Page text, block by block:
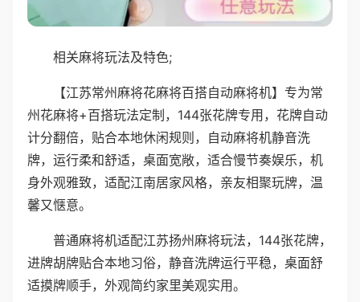
相关麻将玩法及特色;
【江苏常州麻将花麻将百搭自动麻将机】专为常
州花麻将+百搭玩法定制，144张花牌专用，花牌自动
计分翻倍，贴合本地休闲规则，自动麻将机静音洗
牌，运行柔和舒适，桌面宽敞，适合慢节奏娱乐，机
身外观雅致，适配江南居家风格，亲友相聚玩牌，温
馨又惬意。
普通麻将机适配江苏扬州麻将玩法，144张花牌，
进牌胡牌贴合本地习俗，静音洗牌运行平稳，桌面舒
适摸牌顺手，外观简约家里美观实用。